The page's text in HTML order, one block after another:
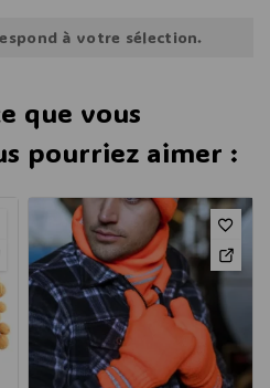
à votre sélection.
que vous
pourriez aimer :